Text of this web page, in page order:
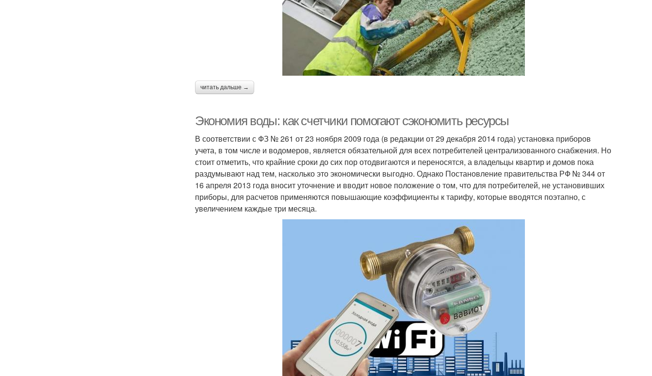
читать дальше →
Экономия воды: как счетчики помогают сэкономить ресурсы
В соответствии с ФЗ № 261 от 23 ноября 2009 года (в редакции от 29 декабря 2014 года) установка приборов
учета, в том числе и водомеров, является обязательной для всех потребителей централизованного снабжения. Но
стоит отметить, что крайние сроки до сих пор отодвигаются и переносятся, а владельцы квартир и домов пока
раздумывают над тем, насколько это экономически выгодно. Однако Постановление правительства РФ № 344 от
16 апреля 2013 года вносит уточнение и вводит новое положение о том, что для потребителей, не установивших
приборы, для расчетов применяются повышающие коэффициенты к тарифу, которые вводятся поэтапно, с
увеличением каждые три месяца.